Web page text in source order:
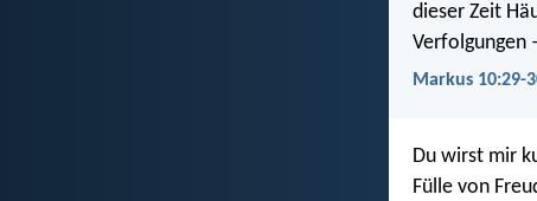
dieser Zeit
Verfolgungen
Markus 10:29-
Du wirst mir
Fülle von